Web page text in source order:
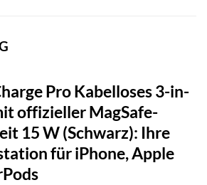
Pro Kabelloses 3-in-
offizieller MagSafe-
15 W (Schwarz): Ihre
für iPhone, Apple